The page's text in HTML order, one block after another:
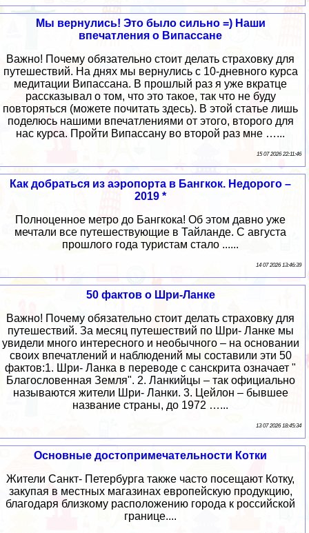
Мы вернулись! Это было сильно =) Наши
впечатления о Випассане
Важно! Почему обязательно стоит делать страховку для
путешествий. На днях мы вернулись с 10-дневного курса
медитации Випассана. В прошлый раз я уже вкратце
рассказывал о том, что это такое, так что не буду
повторяться (можете почитать здесь). В этой статье лишь
поделюсь нашими впечатлениями от этого, второго для
нас курса. Пройти Випассану во второй раз мне …...
15 07 2026 22:11:46
Как добраться из аэропорта в Бангкок. Недорого –
2019 *
Полноценное метро до Бангкока! Об этом давно уже
мечтали все путешествующие в Тайланде. С августа
прошлого года туристам стало ......
14 07 2026 13:46:39
50 фактов о Шри-Ланке
Важно! Почему обязательно стоит делать страховку для
путешествий. За месяц путешествий по Шри- Ланке мы
увидели много интересного и необычного – на основании
своих впечатлений и наблюдений мы составили эти 50
фактов:1. Шри- Ланка в переводе с санскрита означает "
Благословенная Земля". 2. Ланкийцы – так официально
называются жители Шри- Ланки. 3. Цейлон – бывшее
название страны, до 1972 …...
13 07 2026 18:45:34
Основные достопримечательности Котки
Жители Санкт- Петербурга также часто посещают Котку,
закупая в местных магазинах европейскую продукцию,
благодаря близкому расположению города к российской
границе....